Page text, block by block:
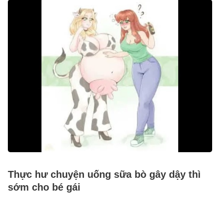
Thực hư chuyện uống sữa bò gây dậy thì
sớm cho bé gái